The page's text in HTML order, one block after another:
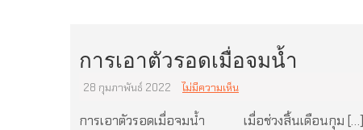
การเอาตัวรอดเมื่อจมน้ำ
28 กุมภาพันธ์ 2022 ไม่มีความเห็น
การเอาตัวรอดเมื่อจมน้ำ เมื่อช่วงสิ้นเดือนกุม […]